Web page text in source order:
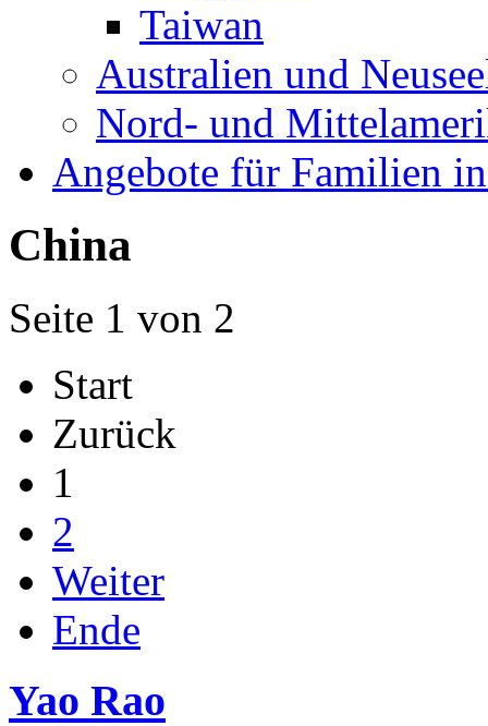
Taiwan
Australien und
Nord- und
Angebote für Familien
China
Seite 1 von 2
Start
Zurück
1
2
Weiter
Ende
Yao Rao